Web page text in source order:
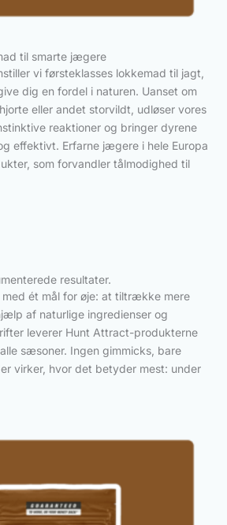
til smarte jægere
vi førsteklasses lokkemad til jagt,
dig en fordel i naturen. Uanset om
eller andet storvildt, udløser vores
reaktioner og bringer dyrene
effektivt. Erfarne jægere i hele Europa
som forvandler tålmodighed til
resultater.
ét mål for øje: at tiltrække mere
af naturlige ingredienser og
leverer Hunt Attract-produkterne
sæsoner. Ingen gimmicks, bare
virker, hvor det betyder mest: under